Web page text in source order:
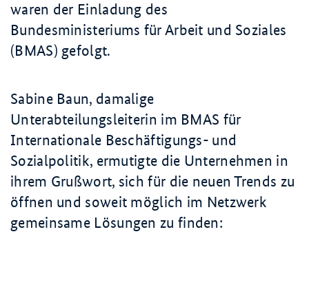
waren der Einladung des
Bundesministeriums für Arbeit und Soziales
(BMAS) gefolgt.
Sabine Baun, damalige
Unterabteilungsleiterin im BMAS für
Internationale Beschäftigungs- und
Sozialpolitik, ermutigte die Unternehmen in
ihrem Grußwort, sich für die neuen Trends zu
öffnen und soweit möglich im Netzwerk
gemeinsame Lösungen zu finden: